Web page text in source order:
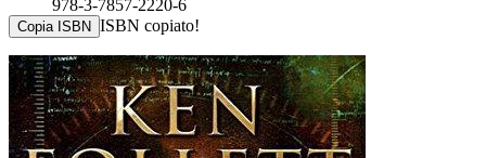
978-3-7857-2220-6
Copia ISBN ISBN copiato!